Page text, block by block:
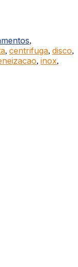
,
, centrifuga, disco,
, inox,